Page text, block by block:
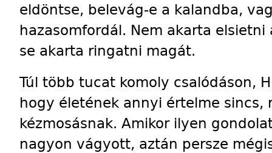
eldöntse, belevág-e a kalandba,
hazasomfordál. Nem akarta
se akarta ringatni magát.
Túl több tucat komoly csalódáson,
hogy éle­tének annyi értelme sincs,
kézmosásnak. Amikor ilyen
nagyon vágyott, aztán persze